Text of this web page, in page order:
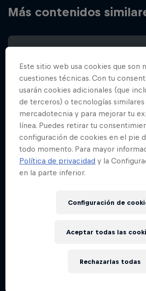
Más contenidos
WSL Finals Fiji
Este sitio web usa cookies que son
cuestiones técnicas. Con tu
usarán cookies adicionales (que
de terceros) o tecnologías similares
mercadotecnia y para mejorar tu
línea. Puedes retirar tu
configuración de cookies en el pie
todo momento. Para mayor
Política de privacidad y la
en la parte inferior.
Configuración de
Rechazarlas todas
Aceptar todas las